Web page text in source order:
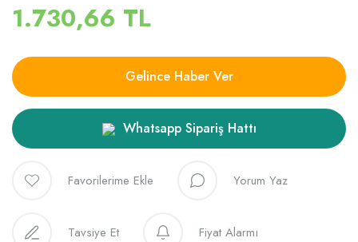
1.730,66 TL
Gelince Haber Ver
Whatsapp Sipariş Hattı
Yorum Yaz
Tavsiye Et Fiyat Alarmı